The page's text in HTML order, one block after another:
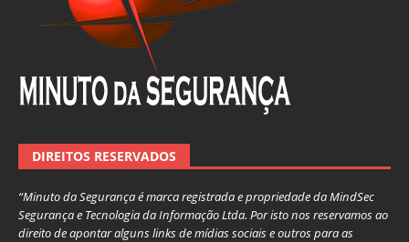
DIREITOS RESERVADOS
“Minuto da Segurança é marca registrada e propriedade da MindSec
Segurança e Tecnologia da Informação Ltda. Por isto nos reservamos ao
direito de apontar alguns links de mídias sociais e outros para as